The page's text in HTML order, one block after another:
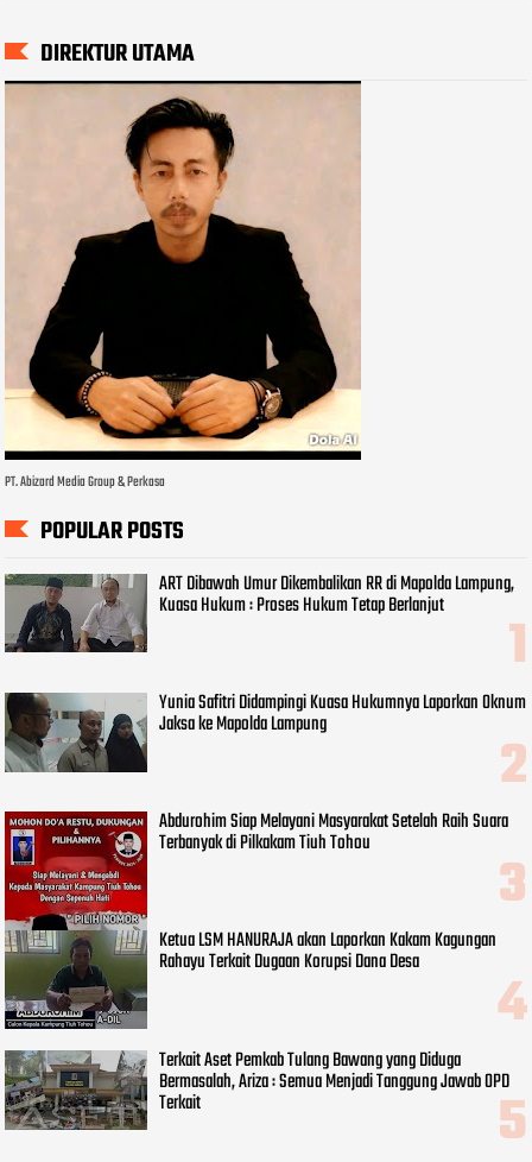
DIREKTUR UTAMA
PT. Abizard Media Group & Perkasa
POPULAR POSTS
ART Dibawah Umur Dikembalikan RR di Mapolda Lampung,
Kuasa Hukum : Proses Hukum Tetap Berlanjut
Yunia Safitri Didampingi Kuasa Hukumnya Laporkan Oknum
Jaksa ke Mapolda Lampung
Abdurohim Siap Melayani Masyarakat Setelah Raih Suara
Terbanyak di Pilkakam Tiuh Tohou
Ketua LSM HANURAJA akan Laporkan Kakam Kagungan
Rahayu Terkait Dugaan Korupsi Dana Desa
Terkait Aset Pemkab Tulang Bawang yang Diduga
Bermasalah, Ariza : Semua Menjadi Tanggung Jawab OPD
Terkait